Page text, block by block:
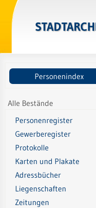
Personenindex
Alle Bestände
Personenregister
Gewerberegister
Protokolle
Karten und Plakate
Adressbücher
Liegenschaften
Zeitungen